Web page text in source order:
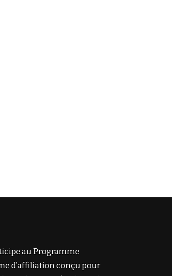
au Programme
d’affiliation conçu pour